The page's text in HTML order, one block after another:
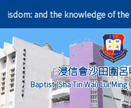
and the knowledge of
浸信會沙田圍
Baptist (Sha Tin Wai) Lui